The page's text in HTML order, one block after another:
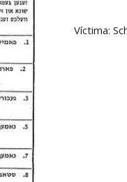
Víctima: